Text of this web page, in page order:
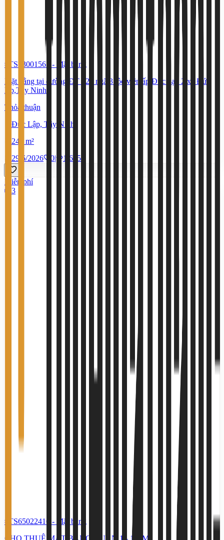
#TS53001563 -
Mặt bằng
Mặt bằng tại đường ĐT 823 ngã 3 lộc viên ấp Đức hạn 2 xã Đức
lập,Tây Ninh
Thỏa thuận
Đức Lập, Tây Ninh
240 m²
29/6/2026
0| 1.615
Miễn phí
3
#TS65022416 -
Mặt bằng